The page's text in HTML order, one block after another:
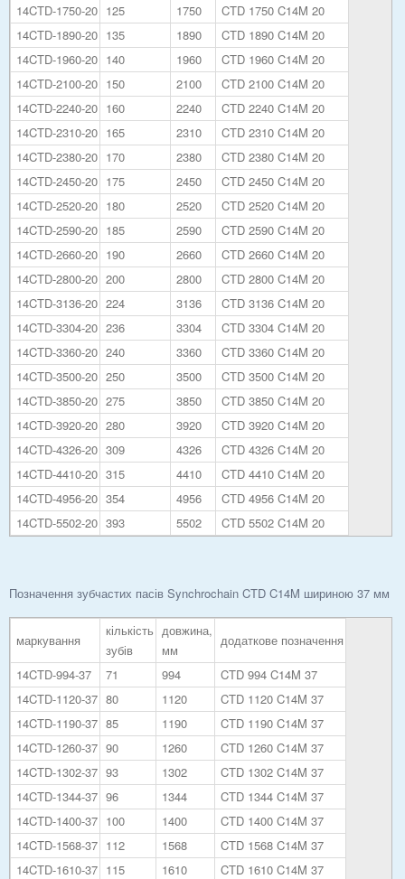
14CTD-1750-20 125 1750
CTD 1750 C14M 20
14CTD-1890-20 135 1890
CTD 1890 C14M 20
14CTD-1960-20 140 1960
CTD 1960 C14M 20
14CTD-2100-20 150 2100
CTD 2100 C14M 20
14CTD-2240-20 160 2240
CTD 2240 C14M 20
14CTD-2310-20 165 2310
CTD 2310 C14M 20
14CTD-2380-20 170 2380
CTD 2380 C14M 20
14CTD-2450-20 175 2450
CTD 2450 C14M 20
14CTD-2520-20 180 2520
CTD 2520 C14M 20
14CTD-2590-20 185 2590
CTD 2590 C14M 20
14CTD-2660-20 190 2660
CTD 2660 C14M 20
14CTD-2800-20 200 2800
CTD 2800 C14M 20
14CTD-3136-20 224 3136
CTD 3136 C14M 20
14CTD-3304-20 236 3304
CTD 3304 C14M 20
14CTD-3360-20 240 3360
CTD 3360 C14M 20
14CTD-3500-20 250 3500
CTD 3500 C14M 20
14CTD-3850-20 275 3850
CTD 3850 C14M 20
14CTD-3920-20 280 3920
CTD 3920 C14M 20
14CTD-4326-20 309 4326
CTD 4326 C14M 20
14CTD-4410-20 315 4410
CTD 4410 C14M 20
14CTD-4956-20 354 4956
CTD 4956 C14M 20
14CTD-5502-20 393 5502 CTD 5502 C14M 20
Позначення зубчастих пасів Synchrochain CTD C14M шириною 37 мм
маркування
кількість
зубів
довжина,
мм
додаткове позначення
14CTD-994-37
71 994
CTD 994 C14M 37
14CTD-1120-37 80 1120
CTD 1120 C14M 37
14CTD-1190-37 85 1190
CTD 1190 C14M 37
14CTD-1260-37 90 1260
CTD 1260 C14M 37
14CTD-1302-37 93 1302
CTD 1302 C14M 37
14CTD-1344-37 96 1344
CTD 1344 C14M 37
14CTD-1400-37 100 1400
CTD 1400 C14M 37
14CTD-1568-37 112 1568
CTD 1568 C14M 37
14CTD-1610-37 115 1610
CTD 1610 C14M 37